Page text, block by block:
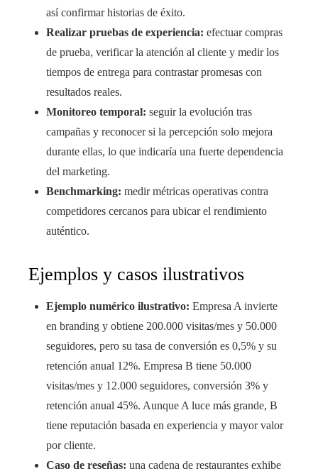
así confirmar historias de éxito.
Realizar pruebas de experiencia: efectuar compras
de prueba, verificar la atención al cliente y medir los
tiempos de entrega para contrastar promesas con
resultados reales.
Monitoreo temporal: seguir la evolución tras
campañas y reconocer si la percepción solo mejora
durante ellas, lo que indicaría una fuerte dependencia
del marketing.
Benchmarking: medir métricas operativas contra
competidores cercanos para ubicar el rendimiento
auténtico.
Ejemplos y casos ilustrativos
Ejemplo numérico ilustrativo: Empresa A invierte
en branding y obtiene 200.000 visitas/mes y 50.000
seguidores, pero su tasa de conversión es 0,5% y su
retención anual 12%. Empresa B tiene 50.000
visitas/mes y 12.000 seguidores, conversión 3% y
retención anual 45%. Aunque A luce más grande, B
tiene reputación basada en experiencia y mayor valor
por cliente.
Caso de reseñas: una cadena de restaurantes exhibe